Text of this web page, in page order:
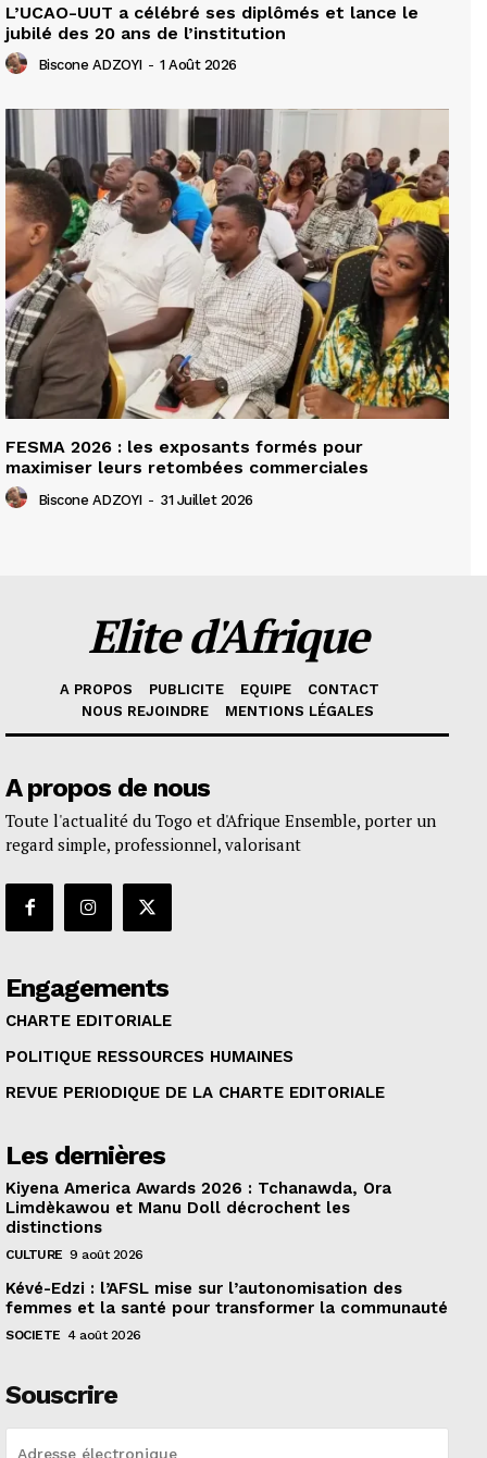
L’UCAO-UUT a célébré ses diplômés et lance le
jubilé des 20 ans de l’institution
Biscone ADZOYI - 1 Août 2026
FESMA 2026 : les exposants formés pour
maximiser leurs retombées commerciales
Biscone ADZOYI - 31 Juillet 2026
Elite d'Afrique
A PROPOS PUBLICITE EQUIPE
CONTACT
NOUS REJOINDRE
MENTIONS LÉGALES
A propos de nous
Toute l'actualité du Togo et d'Afrique Ensemble, porter un
regard simple, professionnel, valorisant
Engagements
CHARTE EDITORIALE
POLITIQUE RESSOURCES HUMAINES
REVUE PERIODIQUE DE LA CHARTE EDITORIALE
Les dernières
Kiyena America Awards 2026 : Tchanawda, Ora
Limdèkawou et Manu Doll décrochent les
distinctions
CULTURE 9 août 2026
Kévé-Edzi : l’AFSL mise sur l’autonomisation des
femmes et la santé pour transformer la communauté
SOCIETE 4 août 2026
Souscrire